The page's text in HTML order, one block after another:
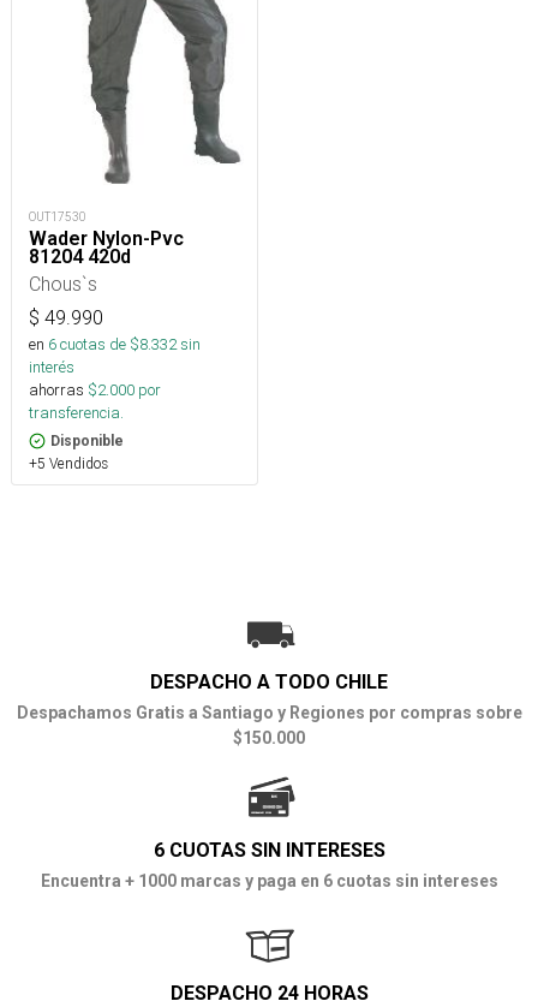
OUT17530
Wader Nylon-Pvc
81204 420d
Chous`s
$ 49.990
en 6cuotas de $8.332sin
interés
ahorras $2.000 por
transferencia.
Disponible
+5 Vendidos
DESPACHO A TODO CHILE
Despachamos Gratis a Santiago y Regiones por compras sobre
$150.000
6 CUOTAS SIN INTERESES
Encuentra + 1000 marcas y paga en 6 cuotas sin intereses
DESPACHO 24 HORAS